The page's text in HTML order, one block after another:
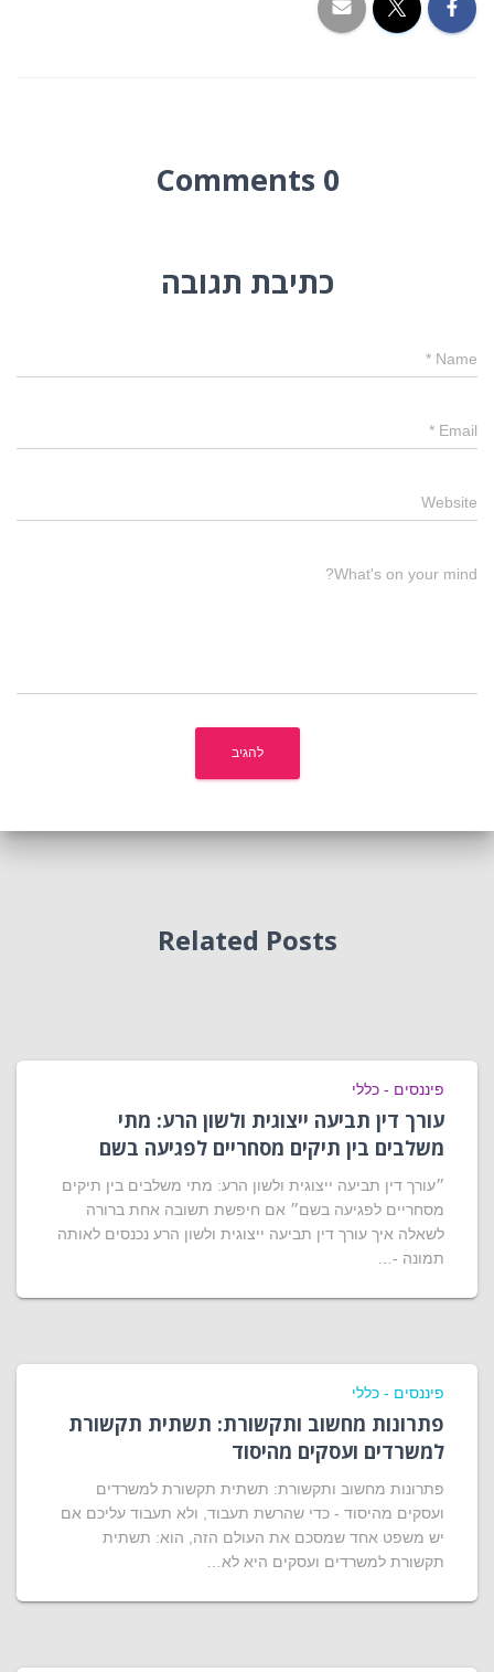
0 Comments
כתיבת תגובה
Name
*
Email
*
Website
What's on your mind?
Related Posts
פיננסים - כללי
עורך דין תביעה ייצוגית ולשון הרע: מתי
משלבים בין תיקים מסחריים לפגיעה בשם
״עורך דין תביעה ייצוגית ולשון הרע: מתי משלבים בין תיקים
מסחריים לפגיעה בשם״ אם חיפשת תשובה אחת ברורה
לשאלה איך עורך דין תביעה ייצוגית ולשון הרע נכנסים לאותה
תמונה -…
פיננסים - כללי
פתרונות מחשוב ותקשורת: תשתית תקשורת
למשרדים ועסקים מהיסוד
פתרונות מחשוב ותקשורת: תשתית תקשורת למשרדים
ועסקים מהיסוד - כדי שהרשת תעבוד, ולא תעבוד עליכם אם
יש משפט אחד שמסכם את העולם הזה, הוא: תשתית
תקשורת למשרדים ועסקים היא לא…